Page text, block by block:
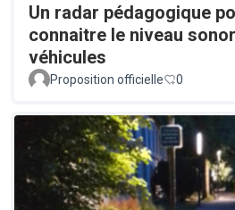
Un radar pédagogique
connaitre le niveau
véhicules
Proposition officielle 0